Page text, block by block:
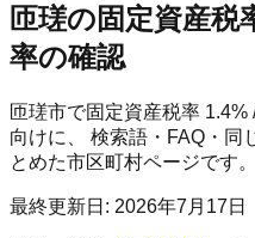
匝瑳の固定資産税
率の確認
匝瑳市で固定資産税率 1.4%
向けに、 検索語・FAQ・同
とめた市区町村ページです。
最終更新日: 2026年7月17日